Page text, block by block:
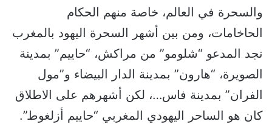
والسحرة في العالم، خاصة منهم الحكام
الحاخامات، ومن بين أشهر السحرة اليهود بالمغرب
نجد المدعو “شلومو” من مراكش، “حاييم” بمدينة
الصويرة، “هارون” بمدينة الدار البيضاء و”مول
الفران” بمدينة فاس…، لكن أشهرهم على الاطلاق
كان هو الساحر اليهودي المغربي “حاييم أزلغوط”.